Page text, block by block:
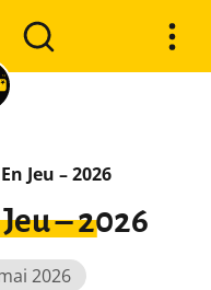
Jeu – 2026
– 2026
2026